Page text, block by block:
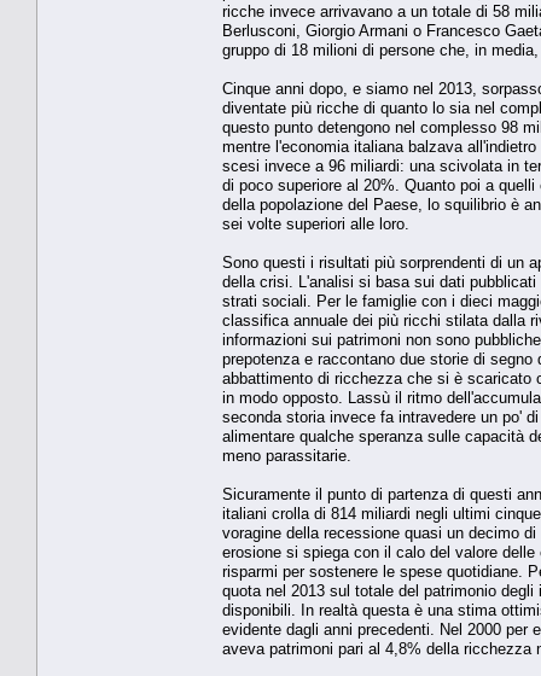
ricche invece arrivavano a un totale di 58
Berlusconi, Giorgio Armani o Francesco
gruppo di 18 milioni di persone che, in
Cinque anni dopo, e siamo nel 2013,
diventate più ricche di quanto lo sia nel
questo punto detengono nel complesso 98
mentre l'economia italiana balzava
scesi invece a 96 miliardi: una scivolata in
di poco superiore al 20%. Quanto poi a
della popolazione del Paese, lo squilibrio è
sei volte superiori alle loro.
Sono questi i risultati più sorprendenti di un
della crisi. L'analisi si basa sui dati
strati sociali. Per le famiglie con i dieci
classifica annuale dei più ricchi stilata dalla
informazioni sui patrimoni non sono
prepotenza e raccontano due storie di
abbattimento di ricchezza che si è
in modo opposto. Lassù il ritmo
seconda storia invece fa intravedere un po'
alimentare qualche speranza sulle capacità
meno parassitarie.
Sicuramente il punto di partenza di questi
italiani crolla di 814 miliardi negli ultimi
voragine della recessione quasi un decimo
erosione si spiega con il calo del valore
risparmi per sostenere le spese quotidiane.
quota nel 2013 sul totale del patrimonio
disponibili. In realtà questa è una stima
evidente dagli anni precedenti. Nel 2000 per
aveva patrimoni pari al 4,8% della